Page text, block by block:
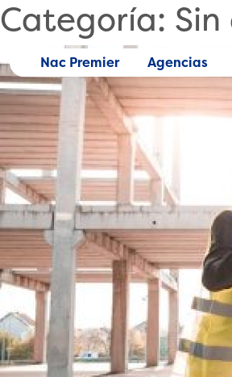
Skip
to
Nac Premier Agencias
Categoría: